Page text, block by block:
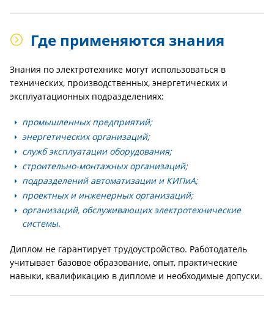
Где применяются знания
Знания по электротехнике могут использоваться в
технических, производственных, энергетических и
эксплуатационных подразделениях:
промышленных предприятий;
энергетических организаций;
служб эксплуатации оборудования;
строительно-монтажных организаций;
подразделений автоматизации и КИПиА;
проектных и инженерных организаций;
организаций, обслуживающих электротехнические
системы.
Диплом не гарантирует трудоустройство. Работодатель
учитывает базовое образование, опыт, практические
навыки, квалификацию в дипломе и необходимые допуски.